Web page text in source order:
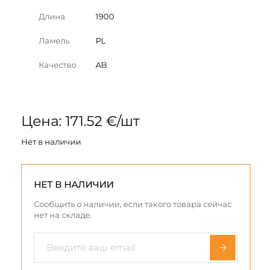
Длина 1900
Ламель PL
Качество AB
Цена: 171.52 €/шт
Нет в наличии
НЕТ В НАЛИЧИИ
Сообщить о наличии, если такого товара сейчас
нет на складе.